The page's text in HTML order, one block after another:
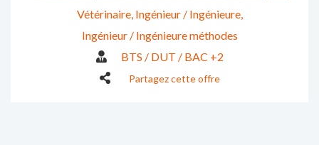
Vétérinaire Ingénieur / Ingénieure
Ingénieur / Ingénieure méthodes
BTS / DUT / BAC +2
Partagez cette offre